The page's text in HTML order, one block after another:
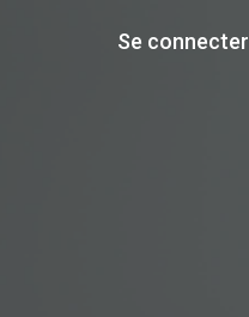
se connecter